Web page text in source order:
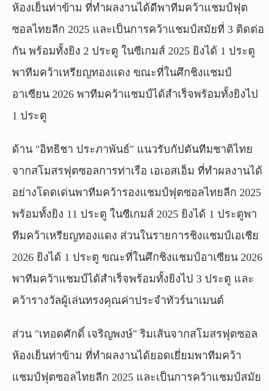
ห้องเย็นท่าข้าม ที่ทำผลงานได้ดีพาทีมคว้าแชมป์ฟุต
ซอลไทยลีก 2025 และเป็นการคว้าแชมป์สมัยที่ 3 ติดต่อ
กัน พร้อมทั้งยิง 2 ประตู ในซีเกมส์ 2025 ยิงได้ 1 ประตู
พาทีมคว้าเหรียญทองแดง ขณะที่ในศึกชิงแชมป์
อาเซียน 2026 พาทีมคว้าแชมป์ได้สำเร็จพร้อมทั้งยิงไป
1 ประตู
ด้าน "อิทธิชา ประภาพันธ์" แนวรับกัปตันทีมชาติไทย
จากสโมสรฟุตซอลการท่าเรือ เอเอสเอ็ม ที่ทำผลงานได้
อย่างโดดเด่นพาทีมคว้ารองแชมป์ฟุตซอลไทยลีก 2025
พร้อมทั้งยิง 11 ประตู ในซีเกมส์ 2025 ยิงได้ 1 ประตูพา
ทีมคว้าเหรียญทองแดง ส่วนในรายการชิงแชมป์เอเชีย
2026 ยิงได้ 1 ประตู ขณะที่ในศึกชิงแชมป์อาเซียน 2026
พาทีมคว้าแชมป์ได้สำเร็จพร้อมทั้งยิงไป 3 ประตู และ
คว้ารางวัลผู้เล่นทรงคุณค่าประจำทัวร์นาเมนต์
ส่วน "เทอดศักดิ์ เจริญพงษ์" ริมเส้นจากสโมสรฟุตซอล
ห้องเย็นท่าข้าม ที่ทำผลงานได้ยอดเยี่ยมพาทีมคว้า
แชมป์ฟุตซอลไทยลีก 2025 และเป็นการคว้าแชมป์สมัย